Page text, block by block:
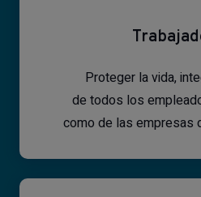
Proteger la vida,
de todos los
como de las empresas